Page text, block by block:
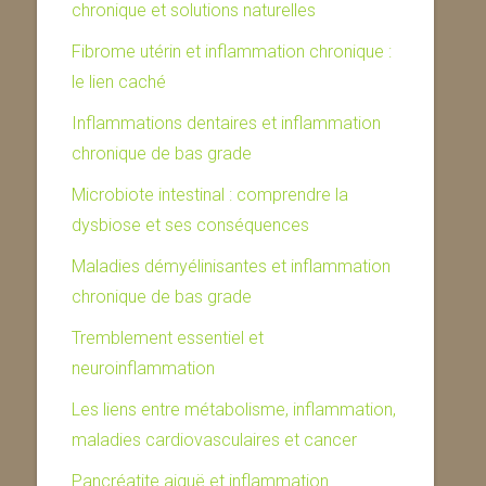
chronique et solutions naturelles
Fibrome utérin et inflammation chronique :
le lien caché
Inflammations dentaires et inflammation
chronique de bas grade
Microbiote intestinal : comprendre la
dysbiose et ses conséquences
Maladies démyélinisantes et inflammation
chronique de bas grade
Tremblement essentiel et
neuroinflammation
Les liens entre métabolisme, inflammation,
maladies cardiovasculaires et cancer
Pancréatite aiguë et inflammation